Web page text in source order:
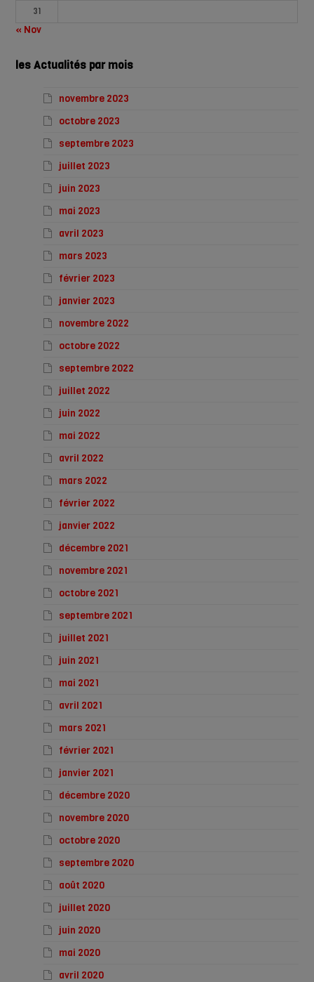
31
« Nov
les Actualités par mois
novembre 2023
octobre 2023
septembre 2023
juillet 2023
juin 2023
mai 2023
avril 2023
mars 2023
février 2023
janvier 2023
novembre 2022
octobre 2022
septembre 2022
juillet 2022
juin 2022
mai 2022
avril 2022
mars 2022
février 2022
janvier 2022
décembre 2021
novembre 2021
octobre 2021
septembre 2021
juillet 2021
juin 2021
mai 2021
avril 2021
mars 2021
février 2021
janvier 2021
décembre 2020
novembre 2020
octobre 2020
septembre 2020
août 2020
juillet 2020
juin 2020
mai 2020
avril 2020